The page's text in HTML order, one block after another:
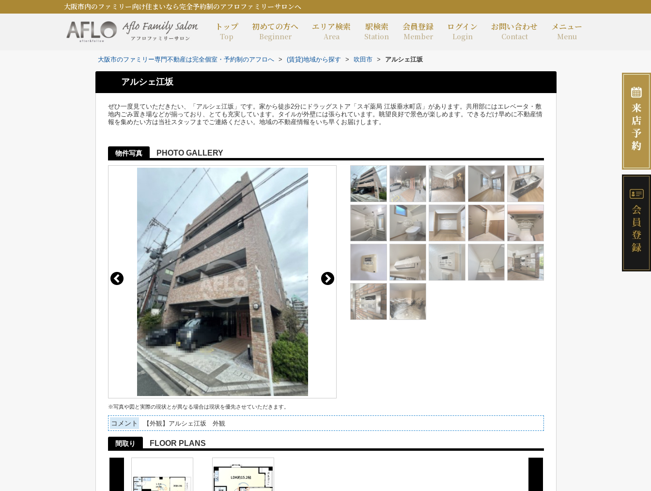
大阪市内のファミリー向け住まいなら完全予約制のアフロファミリーサロンへ
トップ
Top
初めての方へ
Beginner
エリア検索
Area
駅検索
Station
会員登録
Member
ログイン
Login
お問い合わせ
Contact
メニュー
Menu
大阪市のファミリー専門不動産は完全個室・予約制のアフロへ > (賃貸)地域から探す > 吹田市 > アルシェ江坂
アルシェ江坂
ぜひ一度見ていただきたい、「アルシェ江坂」です。家から徒歩2分にドラッグストア「スギ薬局 江坂垂水町店」があります。共用部にはエレベータ・敷
地内ごみ置き場などが揃っており、とても充実しています。タイルが外壁には張られています。眺望良好で景色が楽しめます。できるだけ早めに不動産情
報を集めたい方は当社スタッフまでご連絡ください。地域の不動産情報をいち早くお届けします。
物件写真 PHOTO GALLERY
※写真や図と実際の現状とが異なる場合は現状を優先させていただきます。
コメント 【外観】アルシェ江坂 外観
間取り FLOOR PLANS